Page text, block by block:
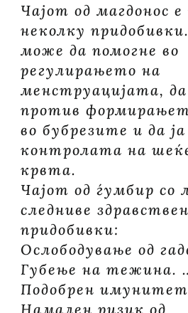
Чајот од магдонос е
неколку
може да помогне во
регулирањето на
менструацијата, да
против
во бубрезите и да
контролата на
крвта.
Чајот од ѓумбир со
следниве
придобивки:
Ослободување од
Губење на тежина.
Подобрен
Намален ризик од